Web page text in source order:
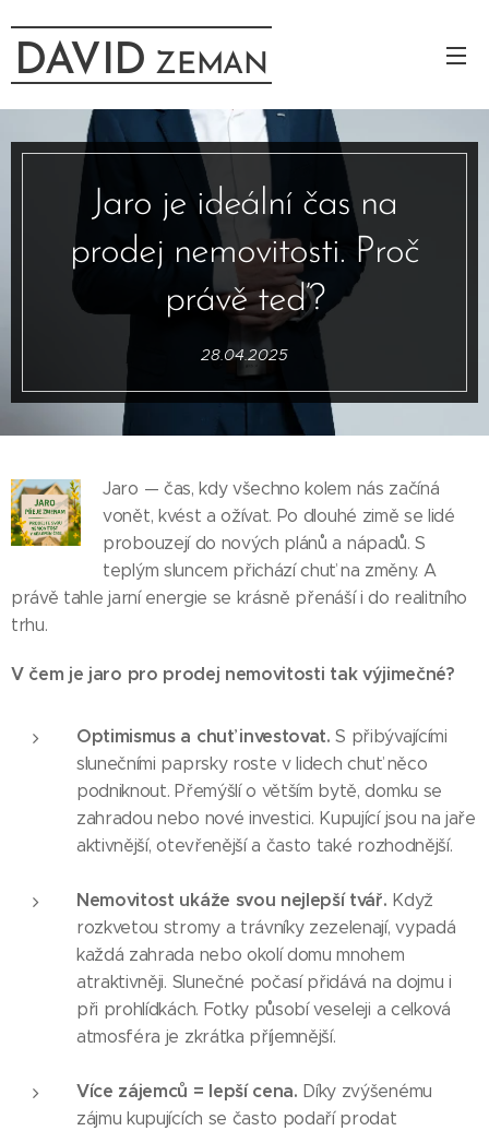
DAVID ZEMAN
Jaro je ideální čas na
prodej nemovitosti. Proč
právě teď?
28.04.2025
Jaro — čas, kdy všechno kolem nás začíná
vonět, kvést a ožívat. Po dlouhé zimě se lidé
probouzejí do nových plánů a nápadů. S
teplým sluncem přichází chuť na změny. A
právě tahle jarní energie se krásně přenáší i do realitního
trhu.
V čem je jaro pro prodej nemovitosti tak výjimečné?
Optimismus a chuť investovat. S přibývajícími
slunečními paprsky roste v lidech chuť něco
podniknout. Přemýšlí o větším bytě, domku se
zahradou nebo nové investici. Kupující jsou na jaře
aktivnější, otevřenější a často také rozhodnější.
Nemovitost ukáže svou nejlepší tvář. Když
rozkvetou stromy a trávníky zezelenají, vypadá
každá zahrada nebo okolí domu mnohem
atraktivněji. Slunečné počasí přidává na dojmu i
při prohlídkách. Fotky působí veseleji a celková
atmosféra je zkrátka příjemnější.
Více zájemců = lepší cena. Díky zvýšenému
zájmu kupujících se často podaří prodat